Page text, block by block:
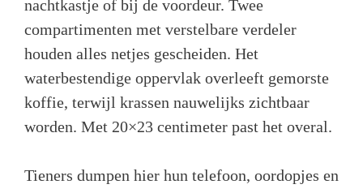
nachtkastje of bij de voordeur. Twee
compartimenten met verstelbare verdeler
houden alles netjes gescheiden. Het
waterbestendige oppervlak overleeft gemorste
koffie, terwijl krassen nauwelijks zichtbaar
worden. Met 20×23 centimeter past het overal.
Tieners dumpen hier hun telefoon, oordopjes en